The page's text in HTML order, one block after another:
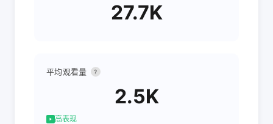
27.7K
平均观看量 ?
2.5K
高表现